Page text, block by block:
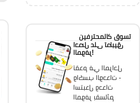
تسوق كالمحترفين
احصل على تطبيق
الموفر!
تقدم في المراحل
واكسب الوحدات -
استبدل وحدات
الموفر بقسائم